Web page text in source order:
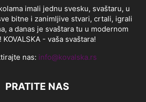
imali jednu svesku, svaštaru, u
bitne i zanimljive stvari, crtali, igrali
a danas je svaštara tu u modernom
KOVALSKA - vaša svaštara!
nas: info@kovalska.rs
PRATITE NAS